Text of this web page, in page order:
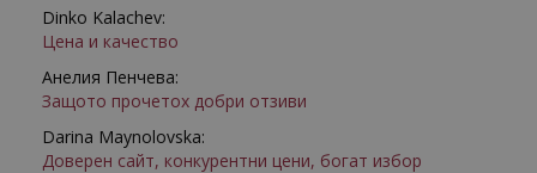
Dinko Kalachev:
Цена и качество
Анелия Пенчева:
Защото прочетох добри отзиви
Darina Maynolovska:
Доверен сайт, конкурентни цени, богат избор